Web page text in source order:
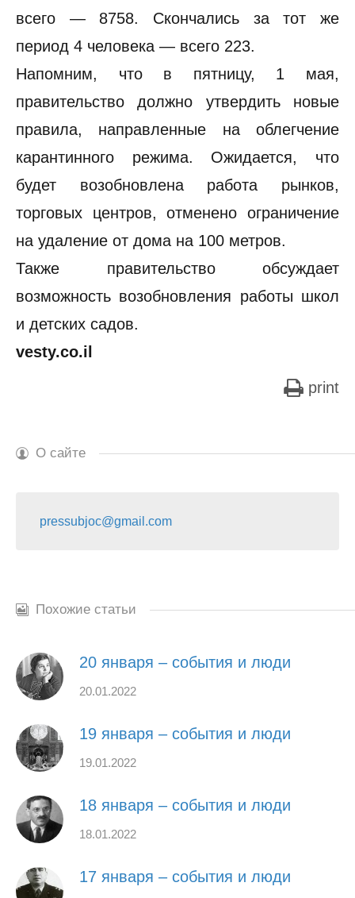
всего — 8758. Скончались за тот же
период 4 человека — всего 223.
Напомним, что в пятницу, 1 мая,
правительство должно утвердить новые
правила, направленные на облегчение
карантинного режима. Ожидается, что
будет возобновлена работа рынков,
торговых центров, отменено ограничение
на удаление от дома на 100 метров.
Также правительство обсуждает
возможность возобновления работы школ
и детских садов.
vesty.co.il
print
О сайте
pressubjoc@gmail.com
Похожие статьи
20 января – события и люди
20.01.2022
19 января – события и люди
19.01.2022
18 января – события и люди
18.01.2022
17 января – события и люди